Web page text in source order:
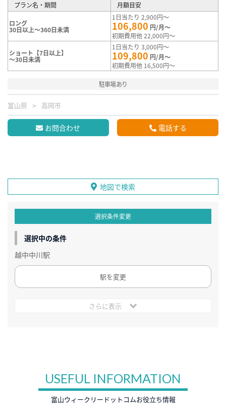
プラン名・期間 月額目安
ロング
30日以上～360日未満
1日当たり 2,900円～
106,800 円/月～
初期費用他 22,000円～
ショート【7日以上】
～30日未満
1日当たり 3,000円～
109,800 円/月～
初期費用他 16,500円～
駐車場あり
富山県 高岡市
お問合わせ 電話する
地図で検索
選択条件変更
選択中の条件
越中中川駅
駅を変更
さらに表示
USEFUL INFORMATION
富山ウィークリードットコムお役立ち情報